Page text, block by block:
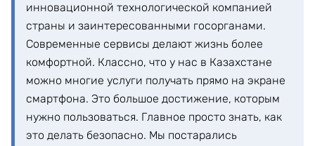
инновационной технологической компанией
страны и заинтересованными госорганами.
Современные сервисы делают жизнь более
комфортной. Классно, что у нас в Казахстане
можно многие услуги получать прямо на экране
смартфона. Это большое достижение, которым
нужно пользоваться. Главное просто знать, как
это делать безопасно. Мы постарались